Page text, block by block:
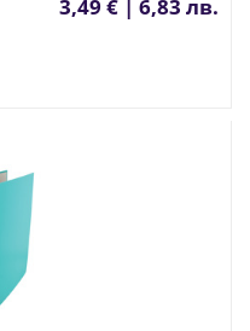
3,49 € | 6,83 лв.